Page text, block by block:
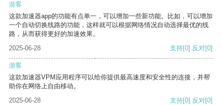
游客
这款加速器app的功能有点单一，可以增加一些新功能。比如，可以增加
一个自动切换线路的功能，这样就可以根据网络情况自动选择最优的线
路，从而获得更好的加速效果。
2025-06-28
支持[0] 反对[0]
游客
这款加速器VPM应用程序可以给你提供最高速度和安全性的连接，并帮
助你在网络上自由移动。
2025-06-28
支持[0] 反对[0]